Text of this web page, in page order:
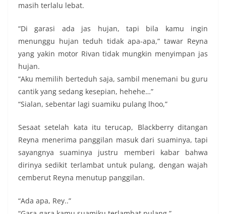
masih terlalu lebat.
“Di garasi ada jas hujan, tapi bila kamu ingin
menunggu hujan teduh tidak apa-apa,” tawar Reyna
yang yakin motor Rivan tidak mungkin menyimpan jas
hujan.
“Aku memilih berteduh saja, sambil menemani bu guru
cantik yang sedang kesepian, hehehe…”
“Sialan, sebentar lagi suamiku pulang lhoo,”
Sesaat setelah kata itu terucap, Blackberry ditangan
Reyna menerima panggilan masuk dari suaminya, tapi
sayangnya suaminya justru memberi kabar bahwa
dirinya sedikit terlambat untuk pulang, dengan wajah
cemberut Reyna menutup panggilan.
“Ada apa, Rey..”